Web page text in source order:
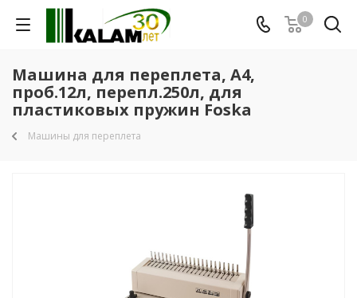
0
Машина для переплета, А4,
проб.12л, перепл.250л, для
пластиковых пружин Foska
Машины для переплета